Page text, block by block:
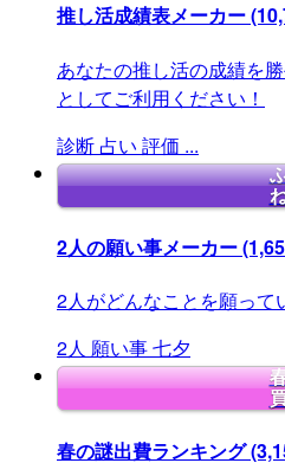
推し活成績表メーカー
あなたの推し活の成績を
としてご利用ください！
診断 占い 評価 ...
2人の願い事メーカー
2人がどんなことを願って
2人 願い事七夕
春の謎出費ランキング